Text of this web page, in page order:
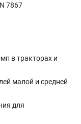
7867
в тракторах и
малой и средней
для